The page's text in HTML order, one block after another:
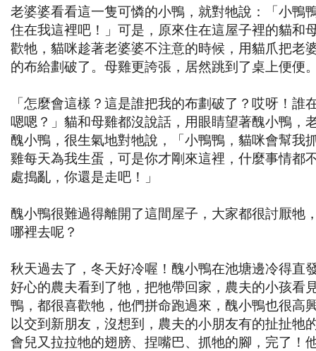
老婆婆看看這一隻可憐的小鴨，就對牠說：「小鴨
住在我這裡吧！」可是，原來住在這屋子裡的貓和
歡牠，貓咪趁著老婆婆不注意的時候，用貓爪把老
的布給劃破了。母雞更誇張，居然跳到了桌上便便
「怎麼會這樣？這是誰把我的布劃破了？哎呀！誰
嗯嗯？」貓和母雞都沒說話，用眼睛望著醜小鴨，
醜小鴨，很生氣地對牠說，「小鴨鴨，貓咪會幫我
雞每天為我生蛋，可是你才剛來這裡，什麼事情都
處搗亂，你還是走吧！」
醜小鴨很難過得離開了這間屋子，大家都很討厭牠
哪裡去呢？
秋天過去了，冬天好冷喔！醜小鴨在池塘邊冷得直
好心的農夫看到了牠，把牠帶回家，農夫的小孩看
鴨，都很喜歡牠，他們拼命跑過來，醜小鴨也很高
以交到新朋友，沒想到，農夫的小朋友有的扯扯牠
會兒又拉拉牠的翅膀、捏嘴巴、抓牠的腳，完了！